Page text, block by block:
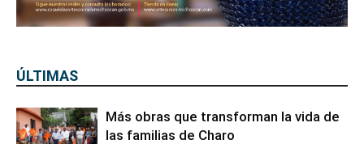
ÚLTIMAS
Más obras que transforman la vida de
las familias de Charo